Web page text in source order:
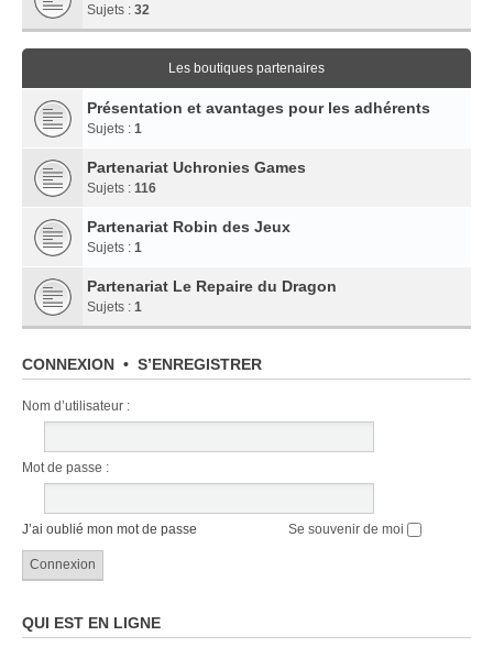
Sujets : 32
Les boutiques partenaires
Présentation et avantages pour les adhérents
Sujets : 1
Partenariat Uchronies Games
Sujets : 116
Partenariat Robin des Jeux
Sujets : 1
Partenariat Le Repaire du Dragon
Sujets : 1
CONNEXION • S’ENREGISTRER
Nom d’utilisateur :
Mot de passe :
J’ai oublié mon mot de passe Se souvenir de moi
QUI EST EN LIGNE